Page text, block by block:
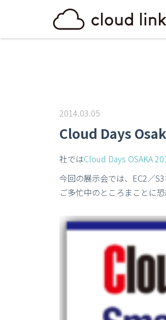
2014.03.05
Cloud Days
社ではCloud Days OSAKA
今回の展示会では、EC2／
ご多忙中のところまことに